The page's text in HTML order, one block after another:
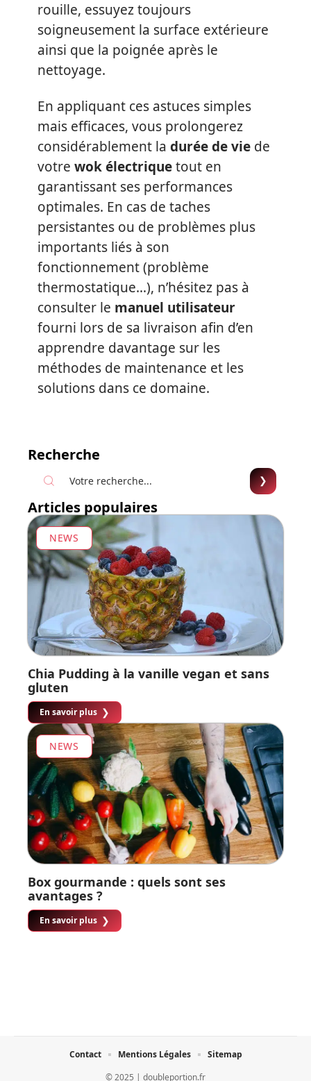
rouille, essuyez toujours
soigneusement la surface extérieure
ainsi que la poignée après le
nettoyage.
En appliquant ces astuces simples
mais efficaces, vous prolongerez
considérablement la durée de vie de
votre wok électriquetout en
garantissant ses performances
optimales. En cas de taches
persistantes ou de problèmes plus
importants liés à son
fonctionnement (problème
thermostatique…), n’hésitez pas à
consulter le manuel utilisateur
fourni lors de sa livraison afin d’en
apprendre davantage sur les
méthodes de maintenance et les
solutions dans ce domaine.
Recherche
Articles populaires
NEWS
Chia Pudding à la vanille vegan et sans
gluten
En savoir plus
NEWS
Box gourmande : quels sont ses
avantages ?
En savoir plus
© 2025 | doubleportion.fr
Contact Mentions Légales Sitemap